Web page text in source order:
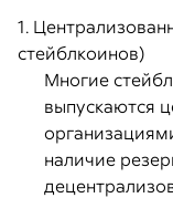
1.
стейблкоинов)
Многие
выпускаются
наличие